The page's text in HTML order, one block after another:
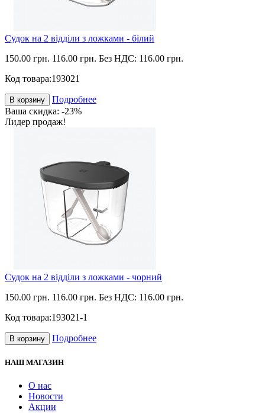
Судок на 2 відділи з ложками - білий
150.00 грн. 116.00 грн. Без НДС: 116.00 грн.
Код товара:193021
В корзину
Подробнее
Ваша скидка: -23%
Лидер продаж!
Судок на 2 відділи з ложками - чорний
150.00 грн. 116.00 грн. Без НДС: 116.00 грн.
Код товара:193021-1
В корзину Подробнее
НАШ МАГАЗИН
О нас
Новости
Акции